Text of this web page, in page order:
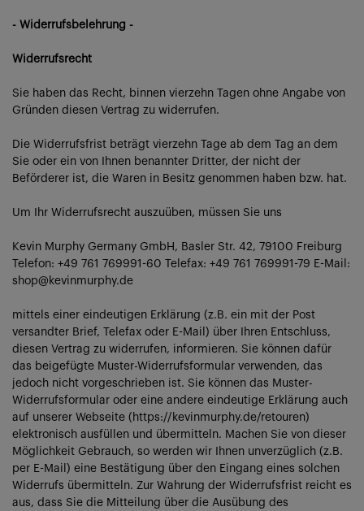
- Widerrufsbelehrung -
Widerrufsrecht
Sie haben das Recht, binnen vierzehn Tagen ohne Angabe von
Gründen diesen Vertrag zu widerrufen.
Die Widerrufsfrist beträgt vierzehn Tage ab dem Tag an dem
Sie oder ein von Ihnen benannter Dritter, der nicht der
Beförderer ist, die Waren in Besitz genommen haben bzw. hat.
Um Ihr Widerrufsrecht auszuüben, müssen Sie uns
Kevin Murphy Germany GmbH, Basler Str. 42, 79100 Freiburg
Telefon: +49 761 769991-60 Telefax: +49 761 769991-79 E-Mail:
shop@kevinmurphy.de
mittels einer eindeutigen Erklärung (z.B. ein mit der Post
versandter Brief, Telefax oder E-Mail) über Ihren Entschluss,
diesen Vertrag zu widerrufen, informieren. Sie können dafür
das beigefügte Muster-Widerrufsformular verwenden, das
jedoch nicht vorgeschrieben ist. Sie können das Muster-
Widerrufsformular oder eine andere eindeutige Erklärung auch
auf unserer Webseite (https://kevinmurphy.de/retouren)
elektronisch ausfüllen und übermitteln. Machen Sie von dieser
Möglichkeit Gebrauch, so werden wir Ihnen unverzüglich (z.B.
per E-Mail) eine Bestätigung über den Eingang eines solchen
Widerrufs übermitteln. Zur Wahrung der Widerrufsfrist reicht es
aus, dass Sie die Mitteilung über die Ausübung des